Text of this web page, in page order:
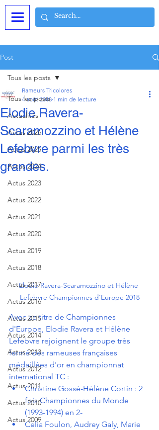
Post
Tous les posts
Actualités
Actus 2026
Actus 2025
Actus 2024
Actus 2023
Actus 2022
Actus 2021
Actus 2020
Actus 2019
Actus 2018
Actus 2017
Actus 2016
Actus 2015
Actus 2014
Actus 2013
Actus 2012
Actus 2011
Actus 2010
Actus 2009
Tous les posts
Elodie Ravera-
Scaramozzino et Hélène
Lefebvre parmi les très
grandes.
Rameurs Tricolores
4 août 2018 1 min de lecture
Elodie Ravera-Scaramozzino et Hélène
Lefebvre Championnes d'Europe 2018
Avec ce titre de Championnes
d'Europe, Elodie Ravera et Hélène
Lefebvre rejoignent le groupe très
fermé des rameuses françaises
médaillées d'or en championnat
international TC :
Christine Gossé-Hélène Cortin : 2
fois Championnes du Monde
(1993-1994) en 2-
Celia Foulon, Audrey Galy, Marie